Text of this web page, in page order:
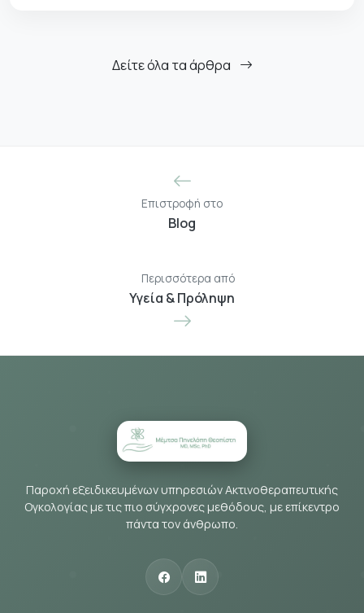
Δείτε όλα τα άρθρα
Επιστροφή στο
Blog
Περισσότερα από
Υγεία & Πρόληψη
Παροχή εξειδικευμένων υπηρεσιών Ακτινοθεραπευτικής
Ογκολογίας με τις πιο σύγχρονες μεθόδους, με επίκεντρο
πάντα τον άνθρωπο.